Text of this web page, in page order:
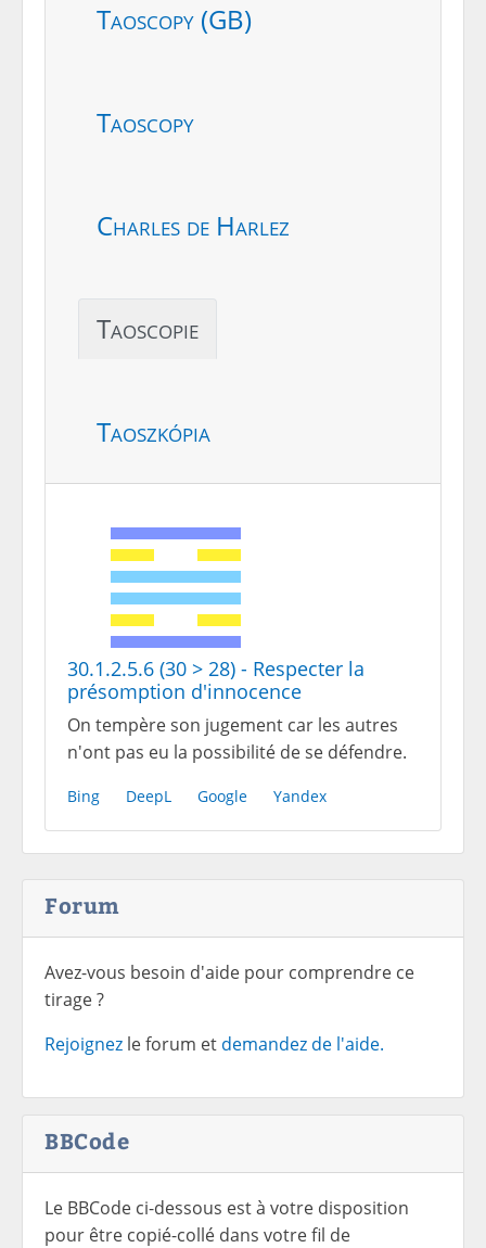
Taoscopy (GB)
Taoscopy
Charles de Harlez
Taoscopie
Taoszkópia
30.1.2.5.6 (30 > 28) - Respecter la
présomption d'innocence
On tempère son jugement car les autres
n'ont pas eu la possibilité de se défendre.
Bing DeepL Google Yandex
Forum
Avez-vous besoin d'aide pour comprendre ce
tirage ?
Rejoignez le forum et demandez de l'aide.
BBCode
Le BBCode ci-dessous est à votre disposition
pour être copié-collé dans votre fil de